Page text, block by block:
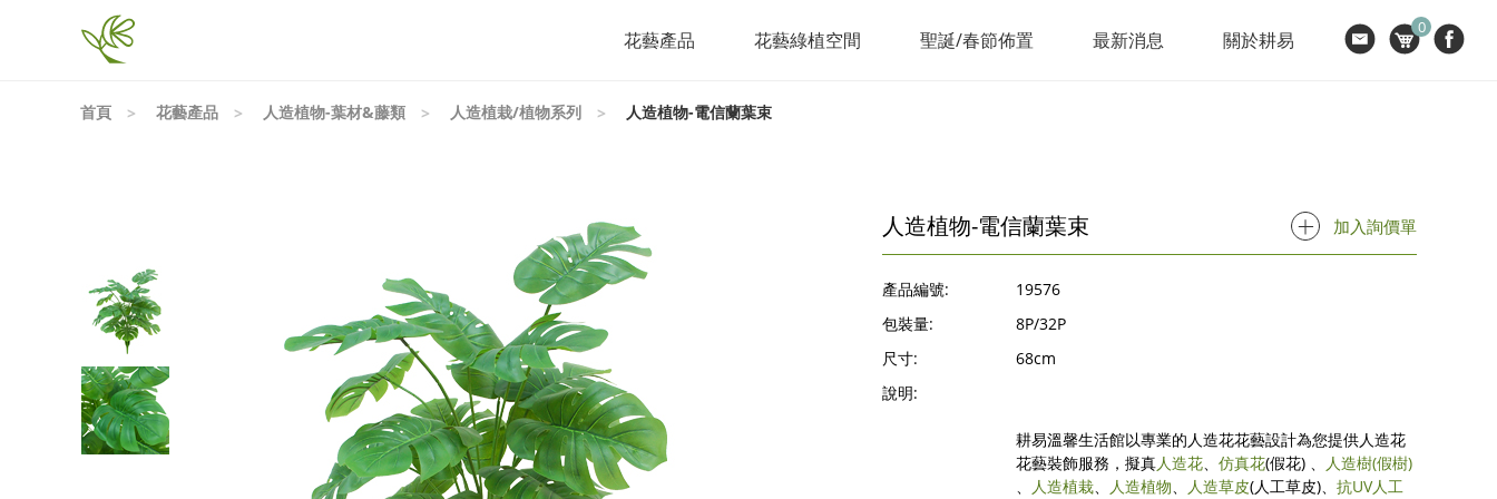
花藝產品 花藝綠植空間 聖誕/春節佈置 最新消息 關於耕易
0
首頁 花藝產品 人造植物-葉材&藤類 人造植栽/植物系列 人造植物-電信蘭葉束
人造植物-電信蘭葉束 加入詢價單
產品編號:
19576
包裝量:
8P/32P
尺寸:
68cm
說明:
耕易溫馨生活館以專業的人造花花藝設計為您提供人造花
花藝裝飾服務，擬真人造花、 仿真花(假花) 、 人造樹(假樹)
、
人造植栽、 人造植物、 人造草皮(人工草皮)、 抗UV人工